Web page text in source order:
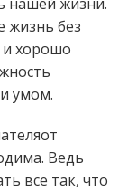
жизнь без
хорошо
умом.
Ведь
все так, что